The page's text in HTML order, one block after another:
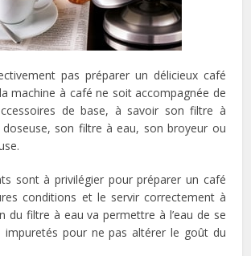
pas préparer un délicieux café
machine à café ne soit accompagnée de
de base, à savoir son filtre à
son filtre à eau, son broyeur ou
sont à privilégier pour préparer un café
conditions et le servir correctement à
du filtre à eau va permettre à l’eau de se
impuretés pour ne pas altérer le goût du